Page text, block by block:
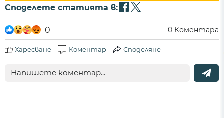
Споделете статията в:
0 0 Коментара
Харесване Коментар Споделяне